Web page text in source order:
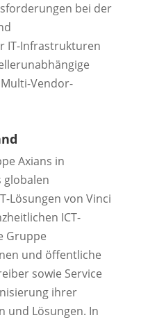
bei der
IT-Infrastrukturen
Vendor-
Axians in
globalen
Lösungen von Vinci
ICT-
Gruppe
und öffentliche
sowie Service
ihrer
und Lösungen. In